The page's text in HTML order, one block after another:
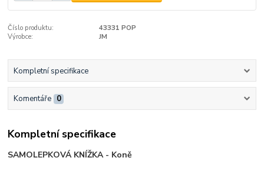
Číslo produktu:
43331 POP
Výrobce:
JM
Kompletní specifikace
Komentáře 0
Kompletní specifikace
SAMOLEPKOVÁ KNÍŽKA - Koně